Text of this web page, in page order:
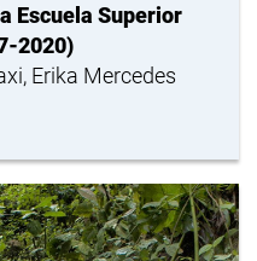
Escuela Superior
2020)
Erika Mercedes